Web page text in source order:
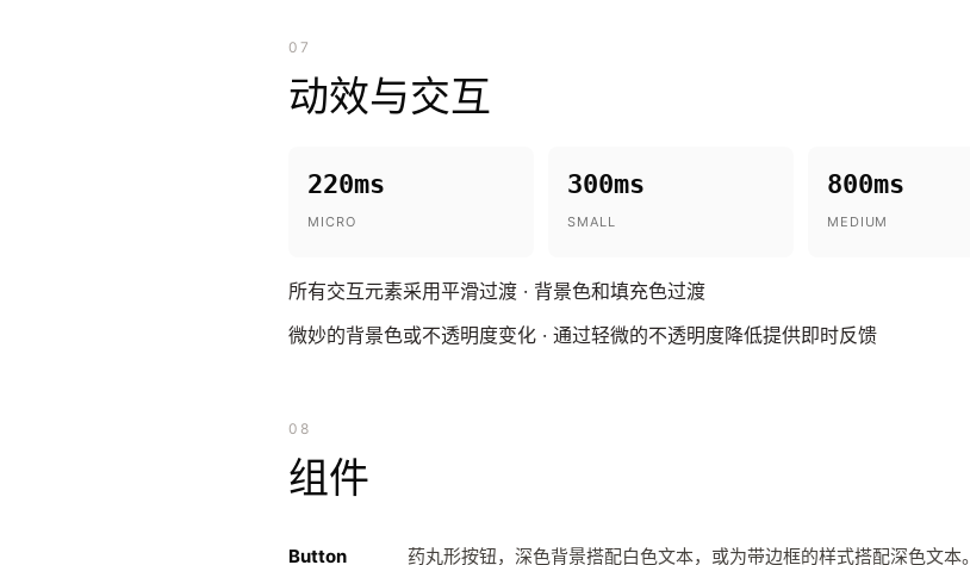
07
动效与交互
220ms
MICRO
300ms
SMALL
800ms
MEDIUM
所有交互元素采用平滑过渡 · 背景色和填充色过渡
微妙的背景色或不透明度变化 · 通过轻微的不透明度降低提供即时反馈
08
组件
Button 药丸形按钮，深色背景搭配白色文本，或为带边框的样式搭配深色文本。